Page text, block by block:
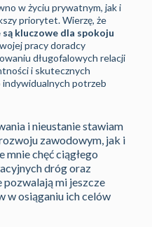
w życiu prywatnym, jak i
priorytet. Wierzę, że
kluczowe dla spokoju
pracy doradcy
długofalowych relacji
i skutecznych
indywidualnych potrzeb
i nieustanie stawiam
zawodowym, jak i
chęć ciągłego
dróg oraz
mi jeszcze
w osiąganiu ich celów